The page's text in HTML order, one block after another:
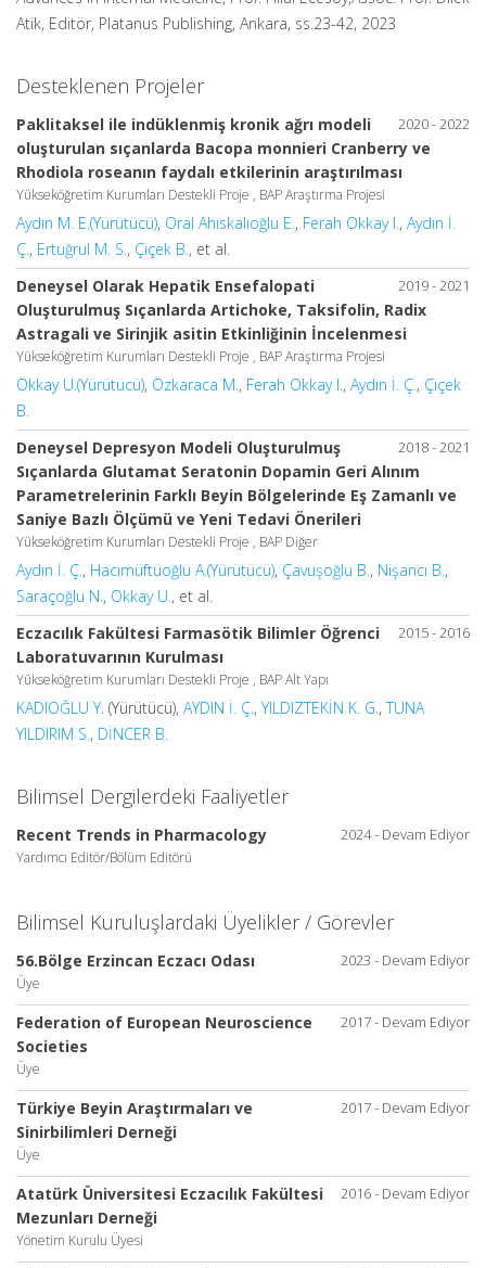
Atik, Editör, Platanus Publishing, Ankara, ss.23-42, 2023
Desteklenen Projeler
2020 - 2022
Paklitaksel ile indüklenmiş kronik ağrı modeli
oluşturulan sıçanlarda Bacopa monnieri Cranberry ve
Rhodiola roseanın faydalı etkilerinin araştırılması
Yükseköğretim Kurumları Destekli Proje , BAP Araştırma Projesi
Aydın M. E.(Yürütücü), Oral Ahıskalıoğlu E., Ferah Okkay I., Aydın İ.
Ç., Ertuğrul M. S., Çiçek B., et al.
2019 - 2021
Deneysel Olarak Hepatik Ensefalopati
Oluşturulmuş Sıçanlarda Artichoke, Taksifolin, Radix
Astragali ve Sirinjik asitin Etkinliğinin İncelenmesi
Yükseköğretim Kurumları Destekli Proje , BAP Araştırma Projesi
Okkay U.(Yürütücü), Özkaraca M., Ferah Okkay I., Aydın İ. Ç., Çiçek
B.
2018 - 2021
Deneysel Depresyon Modeli Oluşturulmuş
Sıçanlarda Glutamat Seratonin Dopamin Geri Alınım
Parametrelerinin Farklı Beyin Bölgelerinde Eş Zamanlı ve
Saniye Bazlı Ölçümü ve Yeni Tedavi Önerileri
Yükseköğretim Kurumları Destekli Proje , BAP Diğer
Aydın İ. Ç., Hacımüftüoğlu A.(Yürütücü), Çavuşoğlu B., Nişancı B.,
Saraçoğlu N., Okkay U., et al.
2015 - 2016
Eczacılık Fakültesi Farmasötik Bilimler Öğrenci
Laboratuvarının Kurulması
Yükseköğretim Kurumları Destekli Proje , BAP Alt Yapı
KADIOĞLU Y. (Yürütücü), AYDIN İ. Ç., YILDIZTEKİN K. G.,TUNA
YILDIRIM S., DİNCER B.
Bilimsel Dergilerdeki Faaliyetler
2024 - Devam Ediyor
Recent Trends in Pharmacology
Yardımcı Editör/Bölüm Editörü
Bilimsel Kuruluşlardaki Üyelikler / Görevler
2023 - Devam Ediyor
56.Bölge Erzincan Eczacı Odası
Üye
2017 - Devam Ediyor
Federation of European Neuroscience
Societies
Üye
2017 - Devam Ediyor
Türkiye Beyin Araştırmaları ve
Sinirbilimleri Derneği
Üye
2016 - Devam Ediyor
Atatürk Üniversitesi Eczacılık Fakültesi
Mezunları Derneği
Yönetim Kurulu Üyesi